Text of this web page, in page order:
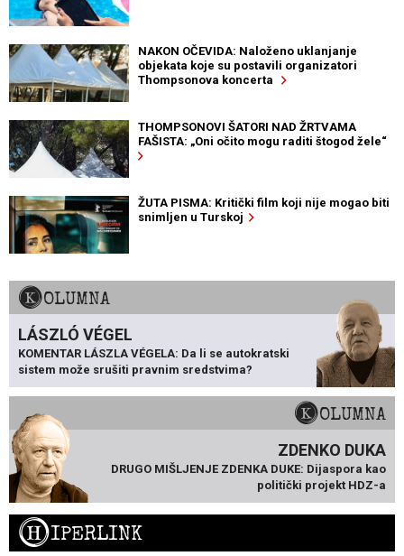
NAKON OČEVIDA: Naloženo uklanjanje
objekata koje su postavili organizatori
Thompsonova koncerta
THOMPSONOVI ŠATORI NAD ŽRTVAMA
FAŠISTA: „Oni očito mogu raditi štogod žele“
ŽUTA PISMA: Kritički film koji nije mogao biti
snimljen u Turskoj
KOLUMNA
LÁSZLÓ VÉGEL
KOMENTAR LÁSZLA VÉGELA: Da li se autokratski
sistem može srušiti pravnim sredstvima?
KOLUMNA
ZDENKO DUKA
DRUGO MIŠLJENJE ZDENKA DUKE: Dijaspora kao
politički projekt HDZ-a
HIPERLINK